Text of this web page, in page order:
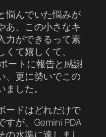
悩んでいた悩みが
あ、この小さなキ
力ができるって素
て嬉しくて、
ートに報告と感謝
、更に勢いでこの
した。
ードはどれだけで
すが、Gemini PDA